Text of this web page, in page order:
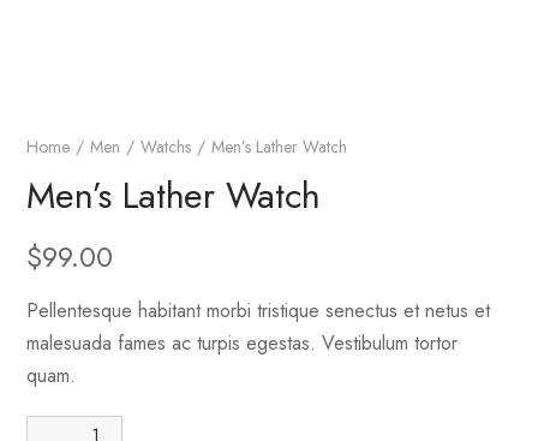
Home Men Watchs Men’s Lather Watch
Men’s Lather Watch
$99.00
Pellentesque habitant morbi tristique senectus et netus et
malesuada fames ac turpis egestas. Vestibulum tortor
quam.